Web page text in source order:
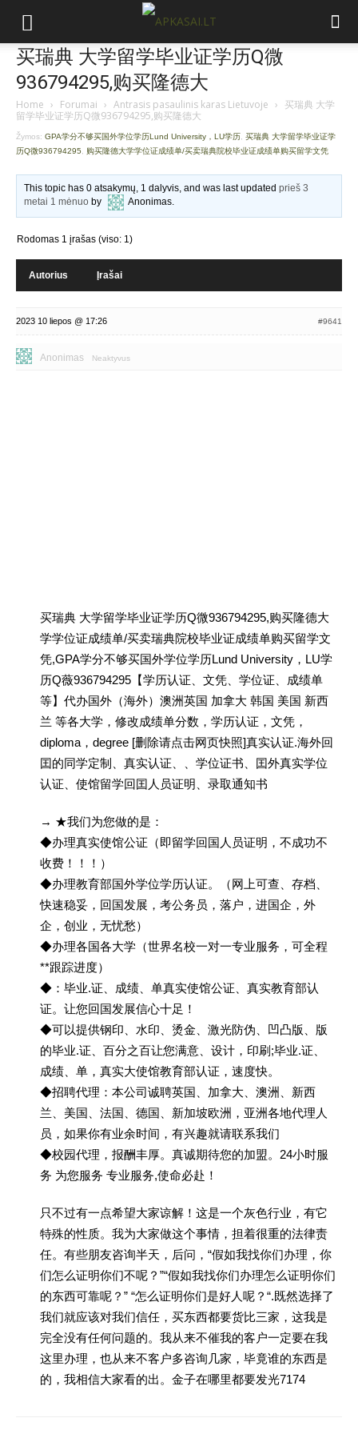
买瑞典 大学留学毕业证学历Q微
936794295,购买隆德大
Home › Forumai › Antrasis pasaulinis karas Lietuvoje › 买瑞典 大学
留学毕业证学历Q微936794295,购买隆德大
Žymos: GPA学分不够买国外学位学历Lund University，LU学历 买瑞典 大学留学毕业证学
历Q微936794295
购买隆德大学学位证成绩单/买卖瑞典院校毕业证成绩单购买留学文凭
This topic has 0 atsakymų, 1 dalyvis, and was last updatedprieš 3
metai 1 mėnuo by Anonimas.
Rodomas 1 įrašas (viso: 1)
Autorius Įrašai
2023 10 liepos @ 17:26 #9641
Anonimas Neaktyvus
买瑞典 大学留学毕业证学历Q微936794295,购买隆德大
学学位证成绩单/买卖瑞典院校毕业证成绩单购买留学文
凭,GPA学分不够买国外学位学历Lund University，LU学
历Q薇936794295【学历认证、文凭、学位证、成绩单
等】代办国外（海外）澳洲英国 加拿大 韩国 美国 新西
兰 等各大学，修改成绩单分数，学历认证，文凭，
diploma，degree [删除请点击网页快照]真实认证.海外回
囯的同学定制、真实认证、、学位证书、囯外真实学位
认证、使馆留学回囯人员证明、录取通知书
→ ★我们为您做的是：
◆办理真实使馆公证（即留学回国人员证明，不成功不
收费！！！）
◆办理教育部国外学位学历认证。（网上可查、存档、
快速稳妥，回国发展，考公务员，落户，进国企，外
企，创业，无忧愁）
◆办理各国各大学（世界名校一对一专业服务，可全程
**跟踪进度）
◆：毕业.证、成绩、单真实使馆公证、真实教育部认
证。让您回国发展信心十足！
◆可以提供钢印、水印、烫金、激光防伪、凹凸版、版
的毕业.证、百分之百让您满意、设计，印刷;毕业.证、
成绩、单，真实大使馆教育部认证，速度快。
◆招聘代理：本公司诚聘英国、加拿大、澳洲、新西
兰、美国、法国、德国、新加坡欧洲，亚洲各地代理人
员，如果你有业余时间，有兴趣就请联系我们
◆校园代理，报酬丰厚。真诚期待您的加盟。24小时服
务 为您服务 专业服务,使命必赴！
只不过有一点希望大家谅解！这是一个灰色行业，有它
特殊的性质。我为大家做这个事情，担着很重的法律责
任。有些朋友咨询半天，后问，“假如我找你们办理，你
们怎么证明你们不呢？”“假如我找你们办理怎么证明你们
的东西可靠呢？” “怎么证明你们是好人呢？“.既然选择了
我们就应该对我们信任，买东西都要货比三家，这我是
完全没有任何问题的。我从来不催我的客户一定要在我
这里办理，也从来不客户多咨询几家，毕竟谁的东西是
的，我相信大家看的出。金子在哪里都要发光7174